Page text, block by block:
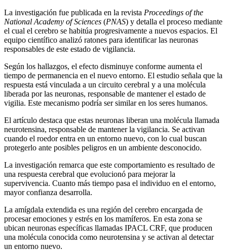
La investigación fue publicada en la revista Proceedings of the
National Academy of Sciences (PNAS) y detalla el proceso mediante
el cual el cerebro se habitúa progresivamente a nuevos espacios. El
equipo científico analizó ratones para identificar las neuronas
responsables de este estado de vigilancia.
Según los hallazgos, el efecto disminuye conforme aumenta el
tiempo de permanencia en el nuevo entorno. El estudio señala que la
respuesta está vinculada a un circuito cerebral y a una molécula
liberada por las neuronas, responsable de mantener el estado de
vigilia. Este mecanismo podría ser similar en los seres humanos.
El artículo destaca que estas neuronas liberan una molécula llamada
neurotensina, responsable de mantener la vigilancia. Se activan
cuando el roedor entra en un entorno nuevo, con lo cual buscan
protegerlo ante posibles peligros en un ambiente desconocido.
La investigación remarca que este comportamiento es resultado de
una respuesta cerebral que evolucionó para mejorar la
supervivencia. Cuanto más tiempo pasa el individuo en el entorno,
mayor confianza desarrolla.
La amígdala extendida es una región del cerebro encargada de
procesar emociones y estrés en los mamíferos. En esta zona se
ubican neuronas específicas llamadas IPACL CRF, que producen
una molécula conocida como neurotensina y se activan al detectar
un entorno nuevo.